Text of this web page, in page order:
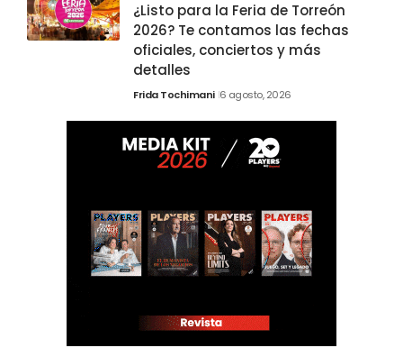
¿Listo para la Feria de Torreón
2026? Te contamos las fechas
oficiales, conciertos y más
detalles
Frida Tochimani 6 agosto, 2026